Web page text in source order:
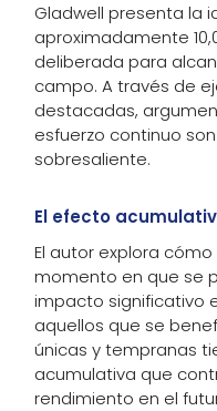
Gladwell presenta la
aproximadamente
deliberada para
campo. A través de
destacadas,
esfuerzo continuo
sobresaliente.
El efecto
El autor explora
momento en que se
impacto significativo
aquellos que se
únicas y tempranas
acumulativa que
rendimiento en el